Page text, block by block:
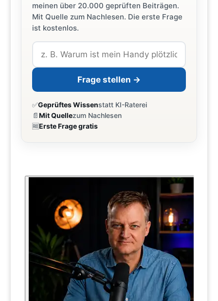
meinen über 20.000 geprüften Beiträgen.
Mit Quelle zum Nachlesen. Die erste Frage
ist kostenlos.
Frage stellen →
✅Geprüftes Wissenstatt KI-Raterei
📄Mit Quellezum Nachlesen
🆓Erste Frage gratis